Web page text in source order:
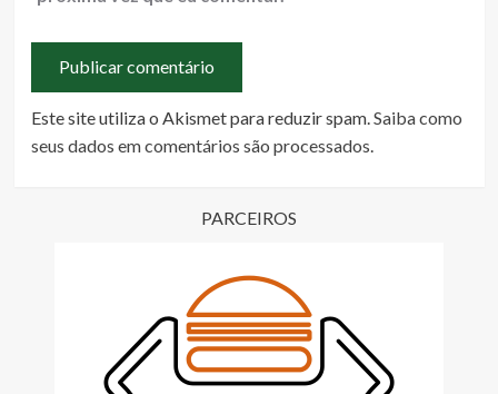
Este site utiliza o Akismet para reduzir spam. Saiba como
seus dados em comentários são processados
PARCEIROS